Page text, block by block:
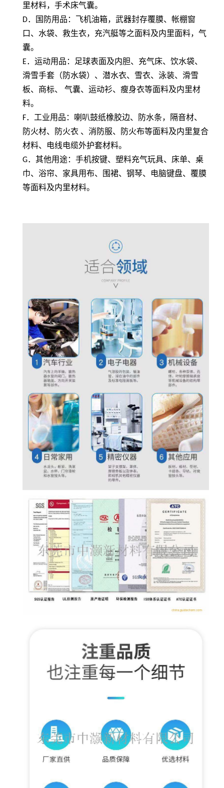
里材料，手术床气囊。
D．国防用品：飞机油箱，武器封存覆膜、帐棚窗
口、水袋、救生衣，充汽艇等之面料及内里面料，气
囊。
E．运动用品：足球表面及内胆、充气床、饮水袋、
滑雪手套（防水袋）、潜水衣、雪衣、泳装、滑雪
板、商标、 气囊、运动衫、瘦身衣等面料及内里材
料。
F．工业用品：喇叭鼓纸橡胶边、防水条，隔音材、
防火材、防火衣 、消防服、防火布等面料及内里复合
材料、电线电缆外护套材料。
G．其他用途：手机按键、塑料充气玩具、床单、桌
巾、浴帘、家具用布、围裙、钢琴、电脑键盘、覆膜
等面料及内里材料。